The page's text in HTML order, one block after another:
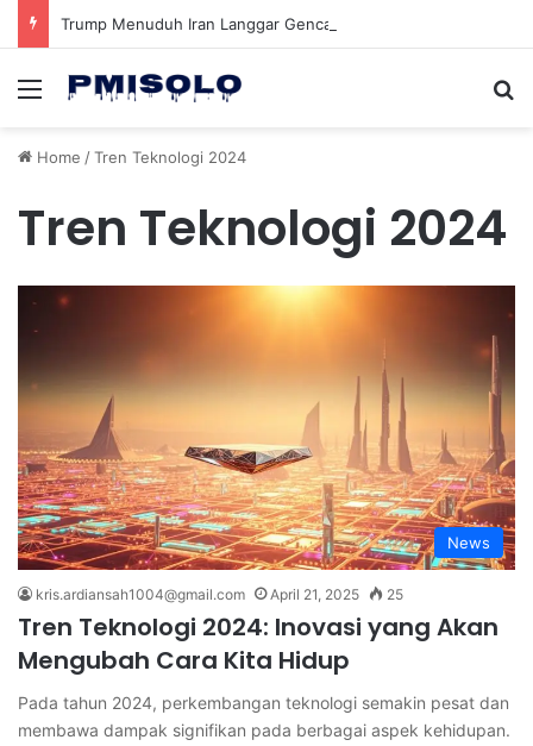
Menu
Home /Tren Teknologi 2024
Tren Teknologi 2024
News
kris.ardiansah1004@gmail.com April 21, 2025 25
Tren Teknologi 2024: Inovasi yang Akan
Mengubah Cara Kita Hidup
Pada tahun 2024, perkembangan teknologi semakin pesat dan
membawa dampak signifikan pada berbagai aspek kehidupan.